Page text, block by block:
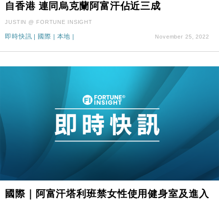
自香港 連同烏克蘭阿富汗佔近三成
JUSTIN @ FORTUNE INSIGHT
即時快訊 國際 本地 November 25, 2022
國際｜阿富汗塔利班禁女性使用健身室及進入